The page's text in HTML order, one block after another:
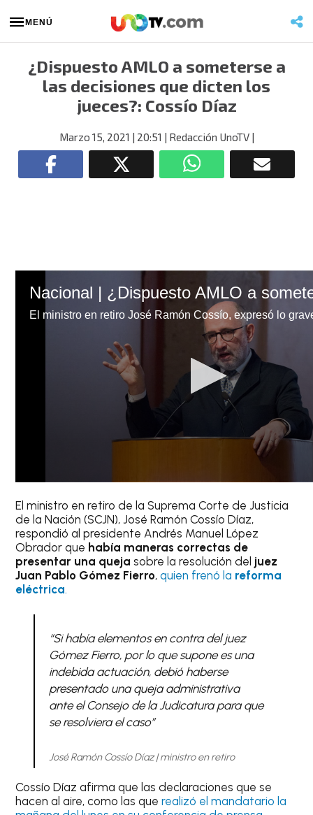
MENÚ
¿Dispuesto AMLO a someterse a
las decisiones que dicten los
jueces?: Cossío Díaz
Marzo 15, 2021 | 20:51 | Redacción UnoTV|
El ministro en retiro de la Suprema Corte de Justicia
de la Nación (SCJN), José Ramón Cossío Díaz,
respondió al presidente Andrés Manuel López
Obrador que había maneras correctas de
presentar una quejasobre la resolución del juez
Juan Pablo Gómez Fierro,quien frenó la reforma
eléctrica.
“Si había elementos en contra del juez
Gómez Fierro, por lo que supone es una
indebida actuación, debió haberse
presentado una queja administrativa
ante el Consejo de la Judicatura para que
se resolviera el caso”
José Ramón Cossío Díaz | ministro en retiro
Cossío Díaz afirma que las declaraciones que se
hacen al aire, como las querealizó el mandatario la